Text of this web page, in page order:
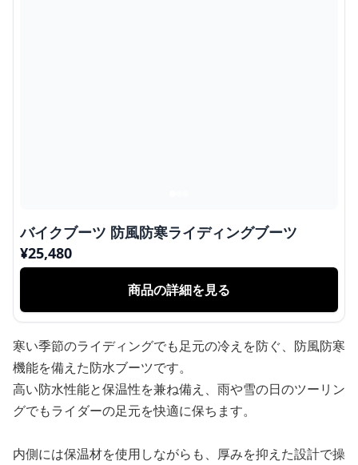
バイクブーツ 防風防寒ライディングブーツ
¥25,480
商品の詳細を見る
寒い季節のライディングでも足元の冷えを防ぐ、防風防寒
機能を備えた防水ブーツです。
高い防水性能と保温性を兼ね備え、雨や雪の日のツーリン
グでもライダーの足元を快適に保ちます。
内側には保温材を使用しながらも、厚みを抑えた設計で操